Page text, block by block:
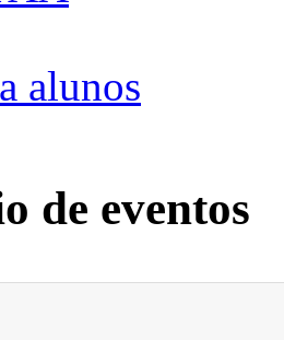
de eventos